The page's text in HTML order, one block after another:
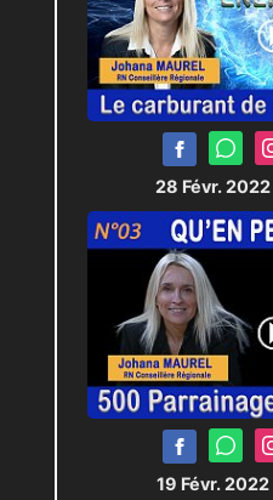
28 Févr. 2022
19 Févr. 2022